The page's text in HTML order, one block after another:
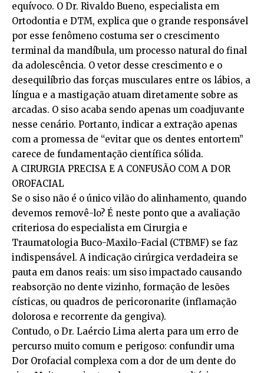
equívoco. O Dr. Rivaldo Bueno, especialista em
Ortodontia e DTM, explica que o grande responsável
por esse fenômeno costuma ser o crescimento
terminal da mandíbula, um processo natural do final
da adolescência. O vetor desse crescimento e o
desequilíbrio das forças musculares entre os lábios, a
língua e a mastigação atuam diretamente sobre as
arcadas. O siso acaba sendo apenas um coadjuvante
nesse cenário. Portanto, indicar a extração apenas
com a promessa de “evitar que os dentes entortem”
carece de fundamentação científica sólida.
A CIRURGIA PRECISA E A CONFUSÃO COM A DOR
OROFACIAL
Se o siso não é o único vilão do alinhamento, quando
devemos removê-lo? É neste ponto que a avaliação
criteriosa do especialista em Cirurgia e
Traumatologia Buco-Maxilo-Facial (CTBMF) se faz
indispensável. A indicação cirúrgica verdadeira se
pauta em danos reais: um siso impactado causando
reabsorção no dente vizinho, formação de lesões
císticas, ou quadros de pericoronarite (inflamação
dolorosa e recorrente da gengiva).
Contudo, o Dr. Laércio Lima alerta para um erro de
percurso muito comum e perigoso: confundir uma
Dor Orofacial complexa com a dor de um dente do